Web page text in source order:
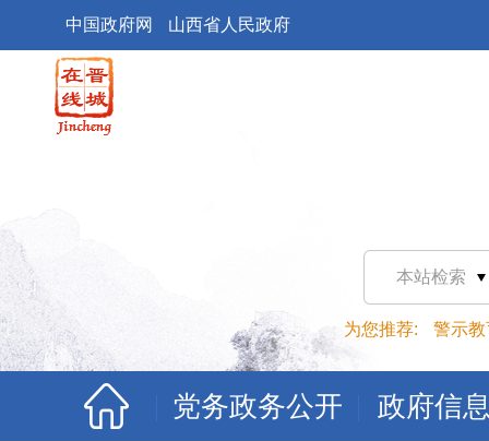
中国政府网 山西省人民政府
本站检索
为您推荐: 警示教
党务政务公开 政府信